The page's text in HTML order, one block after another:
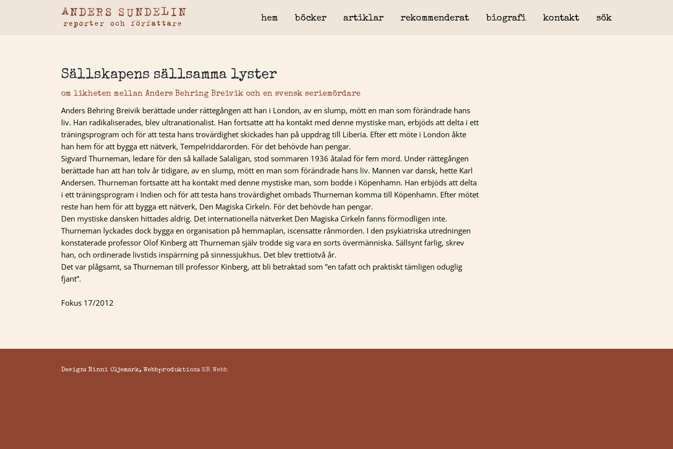
hem böcker artiklar rekommenderat biografi kontakt sök
Sällskapens sällsamma lyster
om likheten mellan Anders Behring Breivik och en svensk seriemördare
Anders Behring Breivik berättade under rättegången att han i London, av en slump, mött en man som förändrade hans
liv. Han radikaliserades, blev ultranationalist. Han fortsatte att ha kontakt med denne mystiske man, erbjöds att delta i ett
träningsprogram och för att testa hans trovärdighet skickades han på uppdrag till Liberia. Efter ett möte i London åkte
han hem för att bygga ett nätverk, Tempelriddarorden. För det behövde han pengar.
Sigvard Thurneman, ledare för den så kallade Salaligan, stod sommaren 1936 åtalad för fem mord. Under rättegången
berättade han att han tolv år tidigare, av en slump, mött en man som förändrade hans liv. Mannen var dansk, hette Karl
Andersen. Thurneman fortsatte att ha kontakt med denne mystiske man, som bodde i Köpenhamn. Han erbjöds att delta
i ett träningsprogram i Indien och för att testa hans trovärdighet ombads Thurneman komma till Köpenhamn. Efter mötet
reste han hem för att bygga ett nätverk, Den Magiska Cirkeln. För det behövde han pengar.
Den mystiske dansken hittades aldrig. Det internationella nätverket Den Magiska Cirkeln fanns förmodligen inte.
Thurneman lyckades dock bygga en organisation på hemmaplan, iscensatte rånmorden. I den psykiatriska utredningen
konstaterade professor Olof Kinberg att Thurneman själv trodde sig vara en sorts övermänniska. Sällsynt farlig, skrev
han, och ordinerade livstids inspärrning på sinnessjukhus. Det blev trettiotvå år.
Det var plågsamt, sa Thurneman till professor Kinberg, att bli betraktad som ”en tafatt och praktiskt tämligen oduglig
fjant”.
Fokus 17/2012
Design: Ninni Oljemark, Webbproduktion: ER Webb